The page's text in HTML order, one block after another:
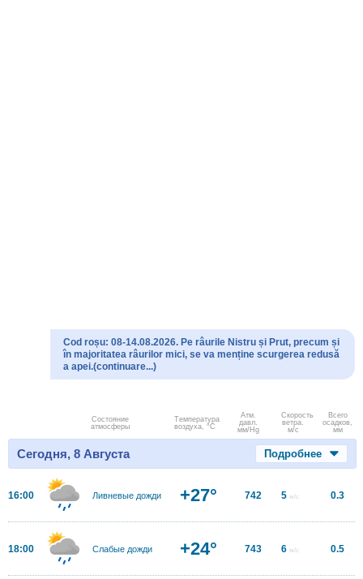
Cod roșu: 08-14.08.2026. Pe râurile Nistru și Prut, precum și
în majoritatea râurilor mici, se va menține scurgerea redusă
a apei.(continuare...)
Состояние
атмосферы
Температура
воздуха, °C
Атм.
давл.
мм/Hg
Скорость
ветра.
м/с
Всего
осадков,
мм
Сегодня, 8 Августа Подробнее
16:00 Ливневые дожди +27° 742 5 м/с 0.3
18:00 Слабые дожди +24° 743 6 м/с 0.5